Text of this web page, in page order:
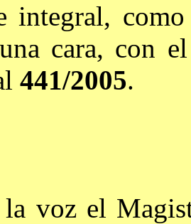
integral,
cara, con
441/2005.
voz el